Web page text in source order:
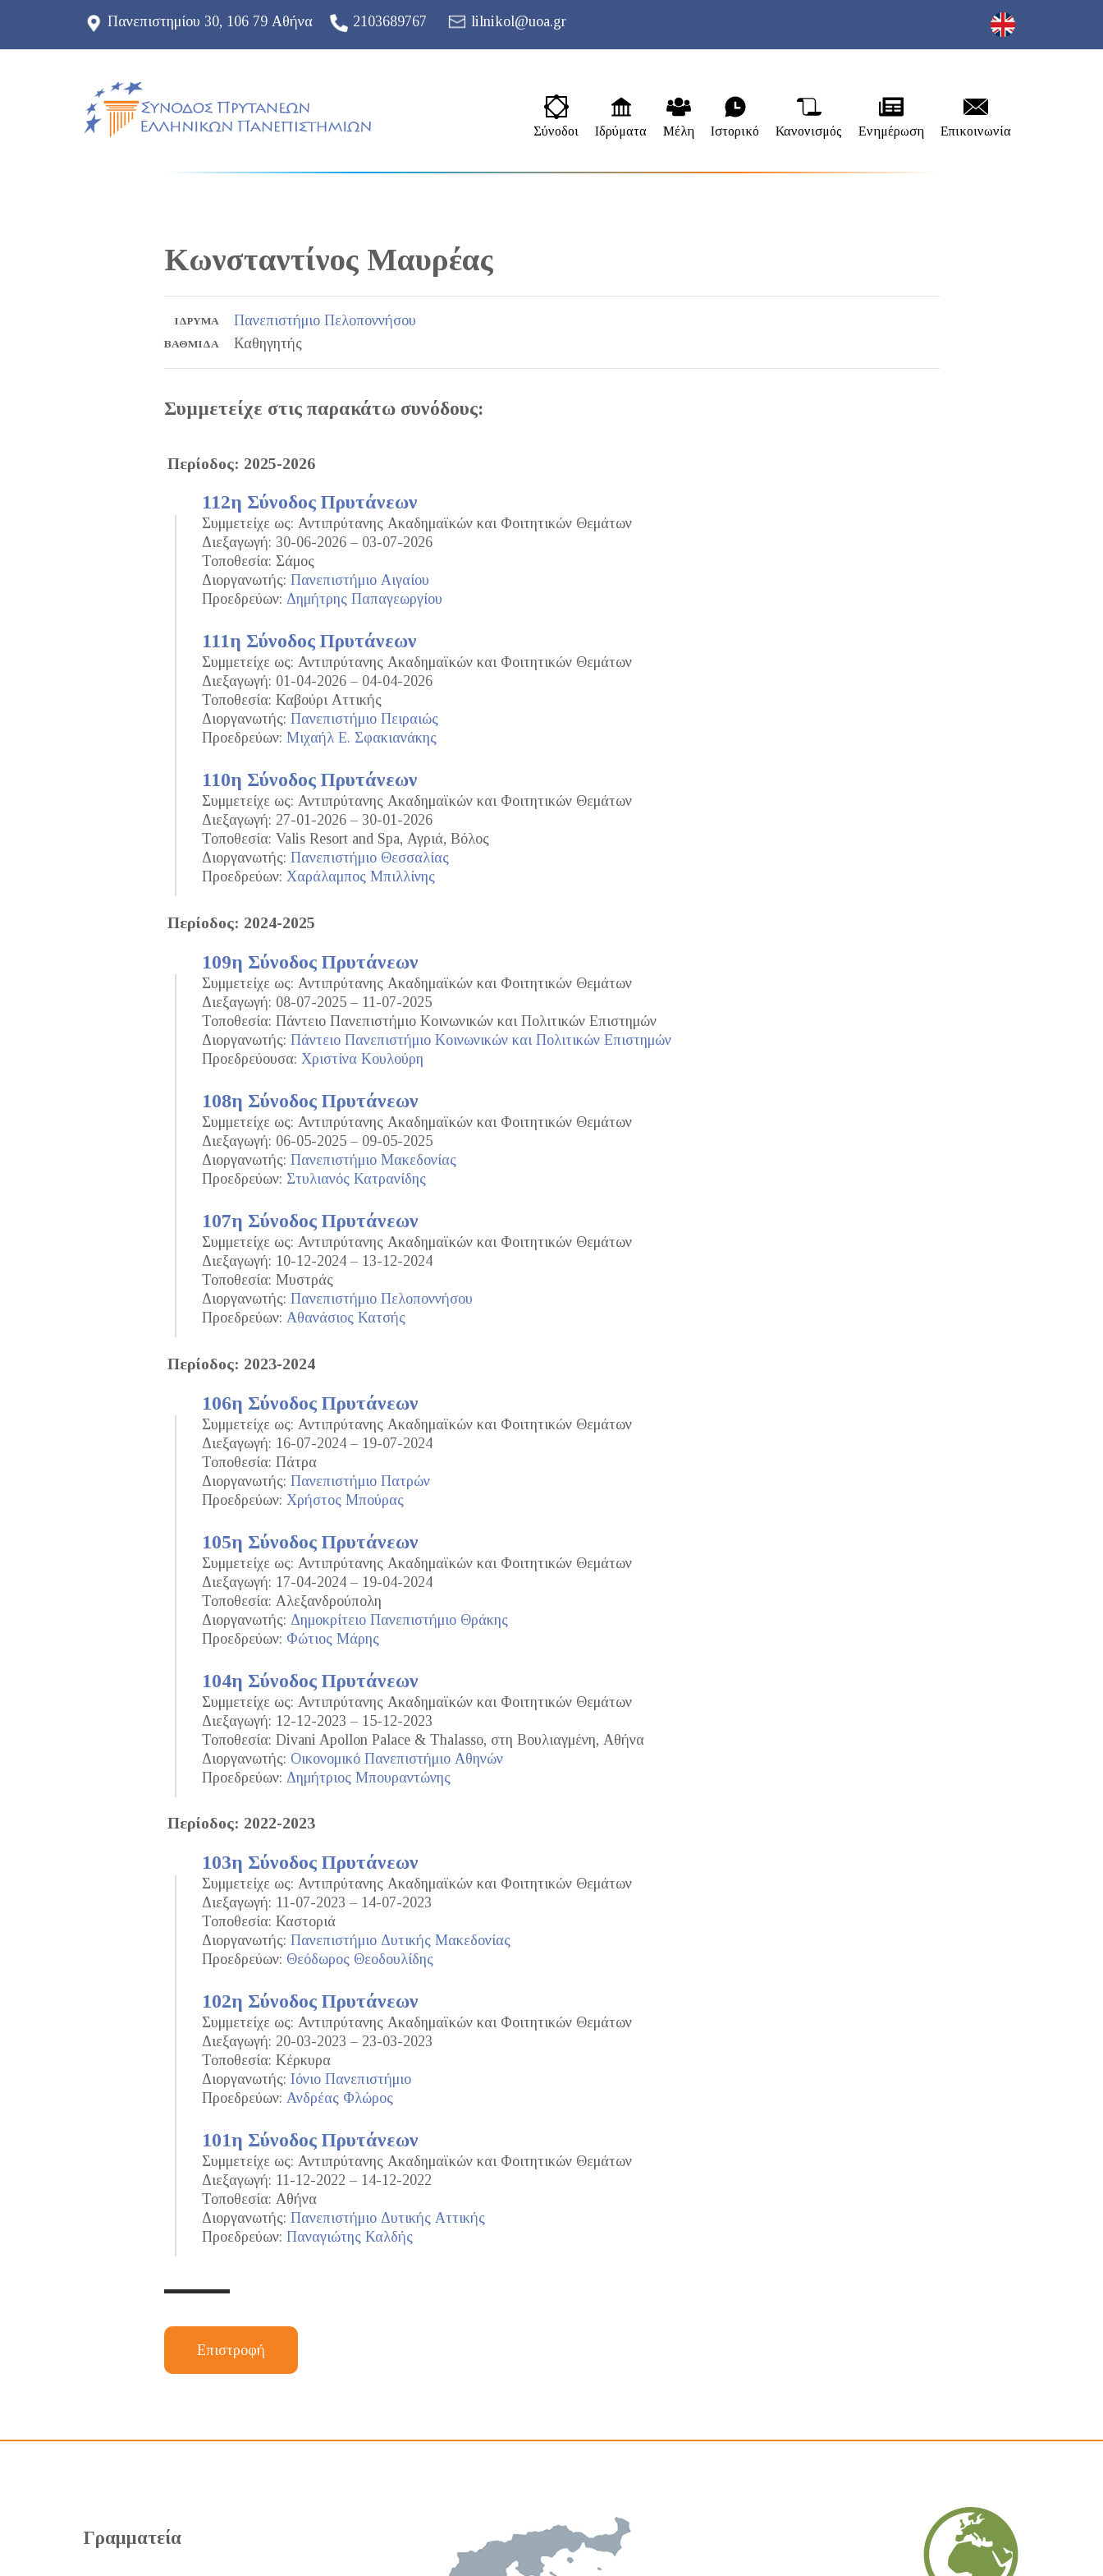
Πανεπιστημίου 30, 106 79 Αθήνα 2103689767 lilnikol@uoa.gr
Σύνοδοι Ιδρύματα Μέλη Ιστορικό Κανονισμός Ενημέρωση Επικοινωνία
Κωνσταντίνος Μαυρέας
ΊΔΡΥΜΑ Πανεπιστήμιο Πελοποννήσου
ΒΑΘΜΊΔΑ Καθηγητής
Συμμετείχε στις παρακάτω συνόδους:
Περίοδος: 2025-2026
112η Σύνοδος Πρυτάνεων
Συμμετείχε ως: Αντιπρύτανης Ακαδημαϊκών και Φοιτητικών Θεμάτων
Διεξαγωγή: 30-06-2026 – 03-07-2026
Τοποθεσία: Σάμος
Διοργανωτής: Πανεπιστήμιο Αιγαίου
Προεδρεύων: Δημήτρης Παπαγεωργίου
111η Σύνοδος Πρυτάνεων
Συμμετείχε ως: Αντιπρύτανης Ακαδημαϊκών και Φοιτητικών Θεμάτων
Διεξαγωγή: 01-04-2026 – 04-04-2026
Τοποθεσία: Καβούρι Αττικής
Διοργανωτής: Πανεπιστήμιο Πειραιώς
Προεδρεύων: Μιχαήλ Ε. Σφακιανάκης
110η Σύνοδος Πρυτάνεων
Συμμετείχε ως: Αντιπρύτανης Ακαδημαϊκών και Φοιτητικών Θεμάτων
Διεξαγωγή: 27-01-2026 – 30-01-2026
Τοποθεσία: Valis Resort and Spa, Αγριά, Βόλος
Διοργανωτής: Πανεπιστήμιο Θεσσαλίας
Προεδρεύων: Χαράλαμπος Μπιλλίνης
Περίοδος: 2024-2025
109η Σύνοδος Πρυτάνεων
Συμμετείχε ως: Αντιπρύτανης Ακαδημαϊκών και Φοιτητικών Θεμάτων
Διεξαγωγή: 08-07-2025 – 11-07-2025
Τοποθεσία: Πάντειο Πανεπιστήμιο Κοινωνικών και Πολιτικών Επιστημών
Διοργανωτής: Πάντειο Πανεπιστήμιο Κοινωνικών και Πολιτικών Επιστημών
Προεδρεύουσα: Χριστίνα Κουλούρη
108η Σύνοδος Πρυτάνεων
Συμμετείχε ως: Αντιπρύτανης Ακαδημαϊκών και Φοιτητικών Θεμάτων
Διεξαγωγή: 06-05-2025 – 09-05-2025
Διοργανωτής: Πανεπιστήμιο Μακεδονίας
Προεδρεύων: Στυλιανός Κατρανίδης
107η Σύνοδος Πρυτάνεων
Συμμετείχε ως: Αντιπρύτανης Ακαδημαϊκών και Φοιτητικών Θεμάτων
Διεξαγωγή: 10-12-2024 – 13-12-2024
Τοποθεσία: Μυστράς
Διοργανωτής: Πανεπιστήμιο Πελοποννήσου
Προεδρεύων: Αθανάσιος Κατσής
Περίοδος: 2023-2024
106η Σύνοδος Πρυτάνεων
Συμμετείχε ως: Αντιπρύτανης Ακαδημαϊκών και Φοιτητικών Θεμάτων
Διεξαγωγή: 16-07-2024 – 19-07-2024
Τοποθεσία: Πάτρα
Διοργανωτής: Πανεπιστήμιο Πατρών
Προεδρεύων: Χρήστος Μπούρας
105η Σύνοδος Πρυτάνεων
Συμμετείχε ως: Αντιπρύτανης Ακαδημαϊκών και Φοιτητικών Θεμάτων
Διεξαγωγή: 17-04-2024 – 19-04-2024
Τοποθεσία: Αλεξανδρούπολη
Διοργανωτής: Δημοκρίτειο Πανεπιστήμιο Θράκης
Προεδρεύων: Φώτιος Μάρης
104η Σύνοδος Πρυτάνεων
Συμμετείχε ως: Αντιπρύτανης Ακαδημαϊκών και Φοιτητικών Θεμάτων
Διεξαγωγή: 12-12-2023 – 15-12-2023
Τοποθεσία: Divani Apollon Palace & Thalasso, στη Βουλιαγμένη, Αθήνα
Διοργανωτής: Οικονομικό Πανεπιστήμιο Αθηνών
Προεδρεύων: Δημήτριος Μπουραντώνης
Περίοδος: 2022-2023
103η Σύνοδος Πρυτάνεων
Συμμετείχε ως: Αντιπρύτανης Ακαδημαϊκών και Φοιτητικών Θεμάτων
Διεξαγωγή: 11-07-2023 – 14-07-2023
Τοποθεσία: Καστοριά
Διοργανωτής: Πανεπιστήμιο Δυτικής Μακεδονίας
Προεδρεύων: Θεόδωρος Θεοδουλίδης
102η Σύνοδος Πρυτάνεων
Συμμετείχε ως: Αντιπρύτανης Ακαδημαϊκών και Φοιτητικών Θεμάτων
Διεξαγωγή: 20-03-2023 – 23-03-2023
Τοποθεσία: Κέρκυρα
Διοργανωτής: Ιόνιο Πανεπιστήμιο
Προεδρεύων: Ανδρέας Φλώρος
101η Σύνοδος Πρυτάνεων
Συμμετείχε ως: Αντιπρύτανης Ακαδημαϊκών και Φοιτητικών Θεμάτων
Διεξαγωγή: 11-12-2022 – 14-12-2022
Τοποθεσία: Αθήνα
Διοργανωτής: Πανεπιστήμιο Δυτικής Αττικής
Προεδρεύων: Παναγιώτης Καλδής
Επιστροφή
Γραμματεία